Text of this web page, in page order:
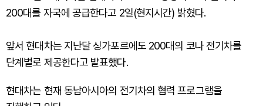
200대를 자국에 공급한다고 2일(현지시간) 밝혔다.
앞서 현대차는 지난달 싱가포르에도 200대의 코나 전기차를
단계별로 제공한다고 발표했다.
현대차는 현재 동남아시아의 전기차의 협력 프로그램을